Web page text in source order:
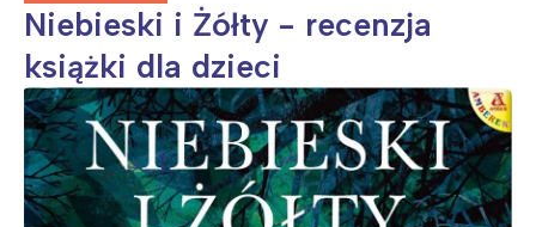
Niebieski i Żółty - recenzja
książki dla dzieci